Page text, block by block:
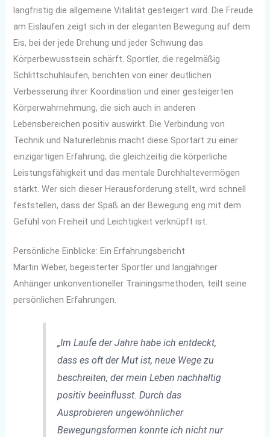
langfristig die allgemeine Vitalität gesteigert wird. Die Freude
am Eislaufen zeigt sich in der eleganten Bewegung auf dem
Eis, bei der jede Drehung und jeder Schwung das
Körperbewusstsein schärft. Sportler, die regelmäßig
Schlittschuhlaufen, berichten von einer deutlichen
Verbesserung ihrer Koordination und einer gesteigerten
Körperwahrnehmung, die sich auch in anderen
Lebensbereichen positiv auswirkt. Die Verbindung von
Technik und Naturerlebnis macht diese Sportart zu einer
einzigartigen Erfahrung, die gleichzeitig die körperliche
Leistungsfähigkeit und das mentale Durchhaltevermögen
stärkt. Wer sich dieser Herausforderung stellt, wird schnell
feststellen, dass der Spaß an der Bewegung eng mit dem
Gefühl von Freiheit und Leichtigkeit verknüpft ist.
Persönliche Einblicke: Ein Erfahrungsbericht
Martin Weber, begeisterter Sportler und langjähriger
Anhänger unkonventioneller Trainingsmethoden, teilt seine
persönlichen Erfahrungen.
„Im Laufe der Jahre habe ich entdeckt,
dass es oft der Mut ist, neue Wege zu
beschreiten, der mein Leben nachhaltig
positiv beeinflusst. Durch das
Ausprobieren ungewöhnlicher
Bewegungsformen konnte ich nicht nur